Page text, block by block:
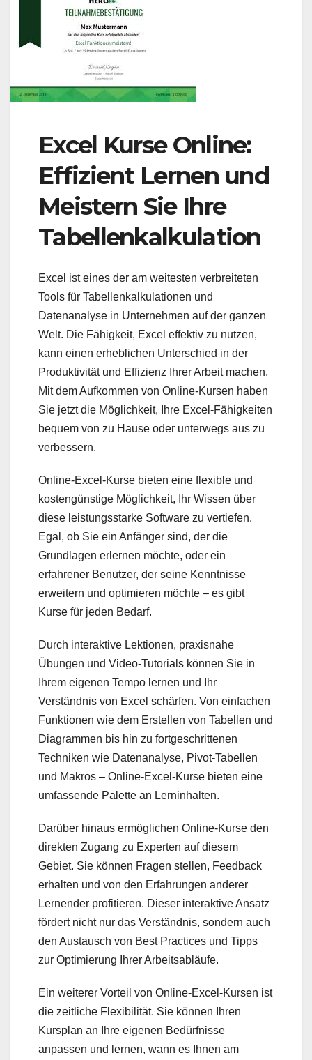
Excel Kurse Online:
Effizient Lernen und
Meistern Sie Ihre
Tabellenkalkulation
Excel ist eines der am weitesten verbreiteten
Tools für Tabellenkalkulationen und
Datenanalyse in Unternehmen auf der ganzen
Welt. Die Fähigkeit, Excel effektiv zu nutzen,
kann einen erheblichen Unterschied in der
Produktivität und Effizienz Ihrer Arbeit machen.
Mit dem Aufkommen von Online-Kursen haben
Sie jetzt die Möglichkeit, Ihre Excel-Fähigkeiten
bequem von zu Hause oder unterwegs aus zu
verbessern.
Online-Excel-Kurse bieten eine flexible und
kostengünstige Möglichkeit, Ihr Wissen über
diese leistungsstarke Software zu vertiefen.
Egal, ob Sie ein Anfänger sind, der die
Grundlagen erlernen möchte, oder ein
erfahrener Benutzer, der seine Kenntnisse
erweitern und optimieren möchte – es gibt
Kurse für jeden Bedarf.
Durch interaktive Lektionen, praxisnahe
Übungen und Video-Tutorials können Sie in
Ihrem eigenen Tempo lernen und Ihr
Verständnis von Excel schärfen. Von einfachen
Funktionen wie dem Erstellen von Tabellen und
Diagrammen bis hin zu fortgeschrittenen
Techniken wie Datenanalyse, Pivot-Tabellen
und Makros – Online-Excel-Kurse bieten eine
umfassende Palette an Lerninhalten.
Darüber hinaus ermöglichen Online-Kurse den
direkten Zugang zu Experten auf diesem
Gebiet. Sie können Fragen stellen, Feedback
erhalten und von den Erfahrungen anderer
Lernender profitieren. Dieser interaktive Ansatz
fördert nicht nur das Verständnis, sondern auch
den Austausch von Best Practices und Tipps
zur Optimierung Ihrer Arbeitsabläufe.
Ein weiterer Vorteil von Online-Excel-Kursen ist
die zeitliche Flexibilität. Sie können Ihren
Kursplan an Ihre eigenen Bedürfnisse
anpassen und lernen, wann es Ihnen am